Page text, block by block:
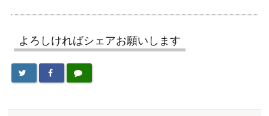
よろしければシェアお願いします